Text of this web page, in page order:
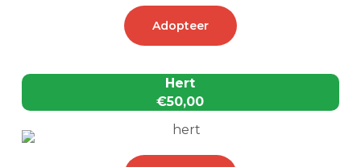
Adopteer
Hert
€50,00